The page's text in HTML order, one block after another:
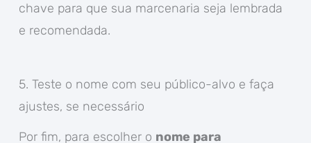
chave para que sua marcenaria seja lembrada
e recomendada.
5. Teste o nome com seu público-alvo e faça
ajustes, se necessário
Por fim, para escolher o nome para